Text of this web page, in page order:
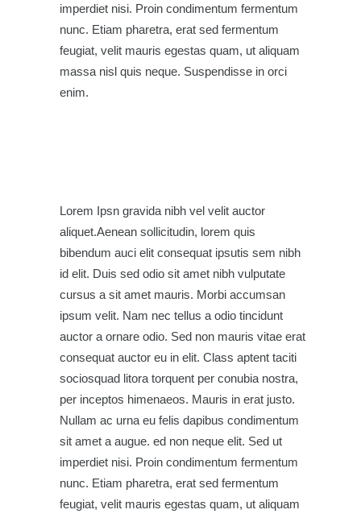
imperdiet nisi. Proin condimentum fermentum
nunc. Etiam pharetra, erat sed fermentum
feugiat, velit mauris egestas quam, ut aliquam
massa nisl quis neque. Suspendisse in orci
enim.
Lorem Ipsn gravida nibh vel velit auctor
aliquet.Aenean sollicitudin, lorem quis
bibendum auci elit consequat ipsutis sem nibh
id elit. Duis sed odio sit amet nibh vulputate
cursus a sit amet mauris. Morbi accumsan
ipsum velit. Nam nec tellus a odio tincidunt
auctor a ornare odio. Sed non mauris vitae erat
consequat auctor eu in elit. Class aptent taciti
sociosquad litora torquent per conubia nostra,
per inceptos himenaeos. Mauris in erat justo.
Nullam ac urna eu felis dapibus condimentum
sit amet a augue. ed non neque elit. Sed ut
imperdiet nisi. Proin condimentum fermentum
nunc. Etiam pharetra, erat sed fermentum
feugiat, velit mauris egestas quam, ut aliquam